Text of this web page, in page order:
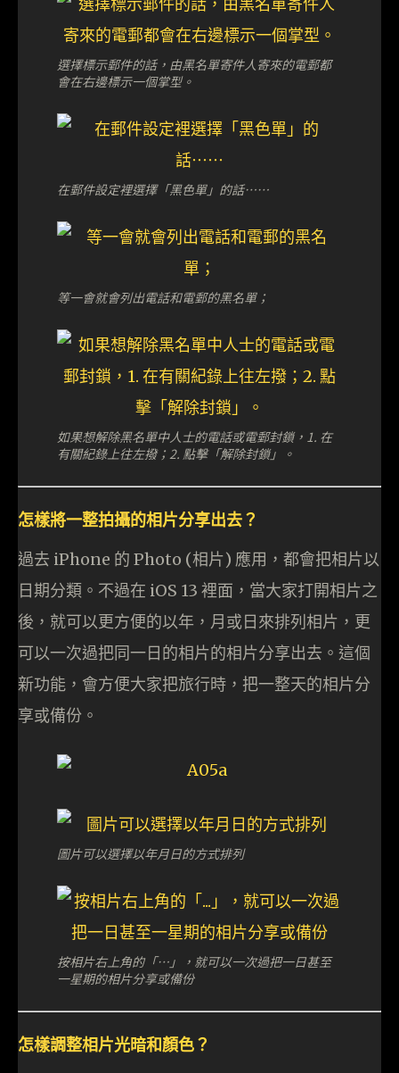
選擇標示郵件的話，由黑名單寄件人寄來的電郵都
會在右邊標示一個掌型。
在郵件設定裡選擇「黑色單」的話⋯⋯
等一會就會列出電話和電郵的黑名單；
如果想解除黑名單中人士的電話或電郵封鎖，1. 在
有關紀錄上往左撥；2. 點擊「解除封鎖」。
怎樣將一整拍攝的相片分享出去？
過去 iPhone 的 Photo (相片) 應用，都會把相片以
日期分類。不過在 iOS 13 裡面，當大家打開相片之
後，就可以更方便的以年，月或日來排列相片，更
可以一次過把同一日的相片的相片分享出去。這個
新功能，會方便大家把旅行時，把一整天的相片分
享或備份。
圖片可以選擇以年月日的方式排列
按相片右上角的「…」，就可以一次過把一日甚至
一星期的相片分享或備份
怎樣調整相片光暗和顏色？